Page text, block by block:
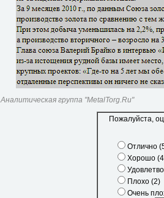
Аналитическая группа "MetalTorg.Ru"
Пожалуйста,
Отлично
Хорошо
Плохо (2)
Очень